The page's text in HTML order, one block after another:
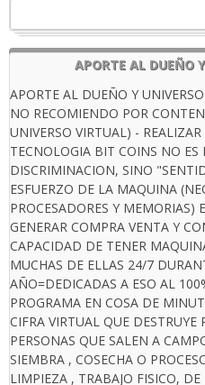
APORTE AL DUEÑO
APORTE AL DUEÑO Y
NO RECOMIENDO POR
UNIVERSO VIRTUAL) -
TECNOLOGIA BIT COINS NO ES
DISCRIMINACION, SINO
ESFUERZO DE LA MAQUINA
PROCESADORES Y MEMORIAS)
GENERAR COMPRA VENTA Y
CAPACIDAD DE TENER
MUCHAS DE ELLAS 24/7
AÑO=DEDICADAS A ESO AL
PROGRAMA EN COSA DE
CIFRA VIRTUAL QUE DESTRUYE
PERSONAS QUE SALEN A
SIEMBRA , COSECHA O
LIMPIEZA , TRABAJO FISICO,